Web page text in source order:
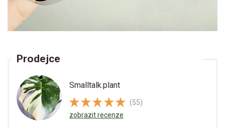
Prodejce
Smalltalk.plant
(55)
zobrazit recenze